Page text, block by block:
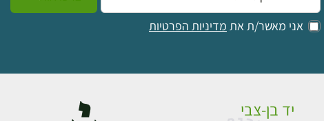
אני מאשר/ת את מדיניות הפרטיות
יד בן-צבי